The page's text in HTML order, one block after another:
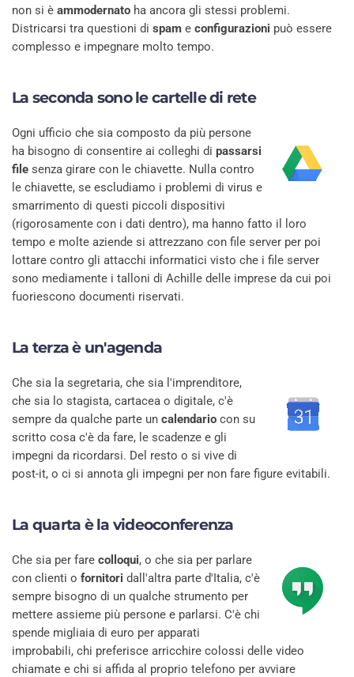
non si è ammodernato ha ancora gli stessi problemi.
Districarsi tra questioni di spam e configurazioni può essere
complesso e impegnare molto tempo.
La seconda sono lecartelle di rete
Ogni ufficio che sia composto da più persone
ha bisogno di consentire ai colleghi di passarsi
file senza girare con le chiavette. Nulla contro
le chiavette, se escludiamo i problemi di virus e
smarrimento di questi piccoli dispositivi
(rigorosamente con i dati dentro), ma hanno fatto il loro
tempo e molte aziende si attrezzano con file server per poi
lottare contro gli attacchi informatici visto che i file server
sono mediamente i talloni di Achille delle imprese da cui poi
fuoriescono documenti riservati.
La terza è un'agenda
Che sia la segretaria, che sia l'imprenditore,
che sia lo stagista, cartacea o digitale, c'è
sempre da qualche parte un calendario con su
scritto cosa c'è da fare, le scadenze e gli
impegni da ricordarsi. Del resto o si vive di
post-it, o ci si annota gli impegni per non fare figure evitabili.
La quarta è la videoconferenza
Che sia per fare colloqui, o che sia per parlare
con clienti o fornitori dall'altra parte d'Italia, c'è
sempre bisogno di un qualche strumento per
mettere assieme più persone e parlarsi. C'è chi
spende migliaia di euro per apparati
improbabili, chi preferisce arricchire colossi delle video
chiamate e chi si affida al proprio telefono per avviare